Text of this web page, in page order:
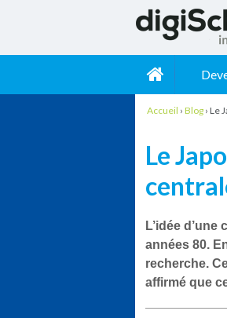
Accueil ›Blog ›Le
Le
L’idée d’une
années 80.
recherche.
affirmé que